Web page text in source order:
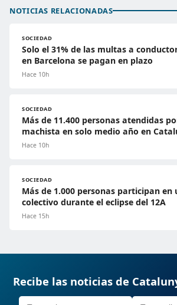
NOTICIAS RELACIONADAS
SOCIEDAD
Solo el 31% de las multas a
en Barcelona se pagan en plazo
Hace 10h
SOCIEDAD
Más de 11.400 personas atendidas
machista en solo medio año en
Hace 10h
SOCIEDAD
Más de 1.000 personas participan en
colectivo durante el eclipse del 12A
Hace 15h
Recibe las noticias de